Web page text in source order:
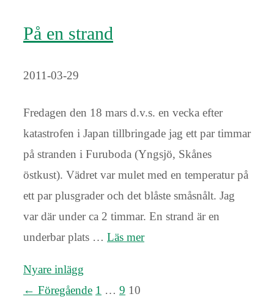
På en strand
2011-03-29
Fredagen den 18 mars d.v.s. en vecka efter
katastrofen i Japan tillbringade jag ett par timmar
på stranden i Furuboda (Yngsjö, Skånes
östkust). Vädret var mulet med en temperatur på
ett par plusgrader och det blåste småsnålt. Jag
var där under ca 2 timmar. En strand är en
underbar plats … Läs mer
Nyare inlägg
← Föregående Sida
1 … Sida
9 Sida
10